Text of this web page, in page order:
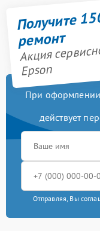
Получите
ремонт
Акция
Epson
При оформлении
действует
Отправляя, Вы